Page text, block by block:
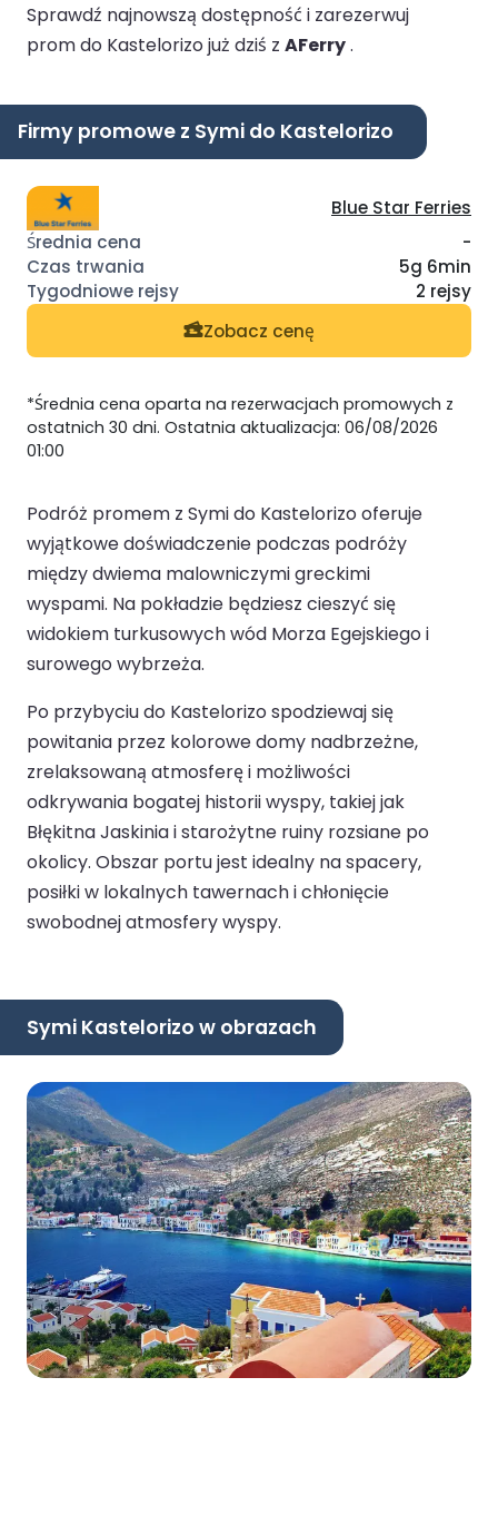
Sprawdź najnowszą dostępność i zarezerwuj
prom do Kastelorizo już dziś z AFerry.
Firmy promowe z Symi do Kastelorizo
Blue Star Ferries
-
5g 6min
2 rejsy
Zobacz cenę
*Średnia cena oparta na rezerwacjach promowych z
ostatnich 30 dni. Ostatnia aktualizacja: 06/08/2026
01:00
Podróż promem z Symi do Kastelorizo oferuje
wyjątkowe doświadczenie podczas podróży
między dwiema malowniczymi greckimi
wyspami. Na pokładzie będziesz cieszyć się
widokiem turkusowych wód Morza Egejskiego i
surowego wybrzeża.
Po przybyciu do Kastelorizo spodziewaj się
powitania przez kolorowe domy nadbrzeżne,
zrelaksowaną atmosferę i możliwości
odkrywania bogatej historii wyspy, takiej jak
Błękitna Jaskinia i starożytne ruiny rozsiane po
okolicy. Obszar portu jest idealny na spacery,
posiłki w lokalnych tawernach i chłonięcie
swobodnej atmosfery wyspy.
Symi Kastelorizo w obrazach